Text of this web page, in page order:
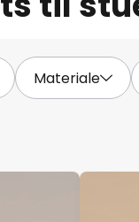
Materiale